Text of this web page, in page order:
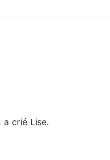
déprimé. Il aimait
il PIRE.
crié Lise.